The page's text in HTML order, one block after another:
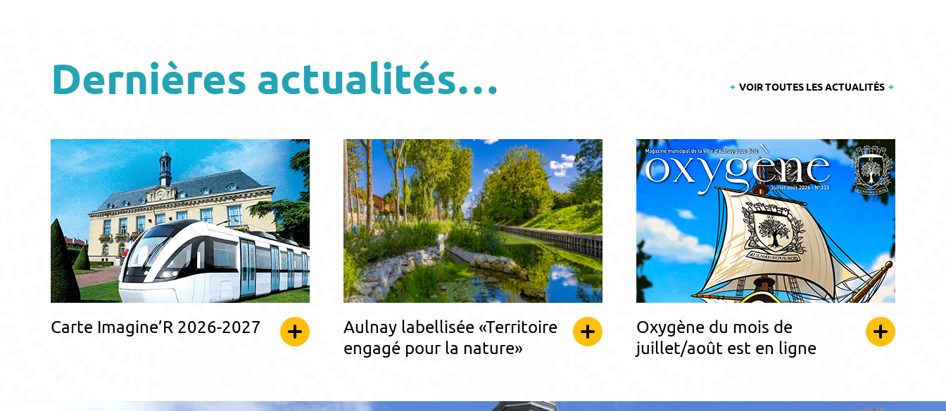
Dernières actualités… VOIR TOUTES LES ACTUALITÉS
Carte Imagine’R 2026-2027
Aulnay labellisée «Territoire
engagé pour la nature»
Oxygène du mois de
juillet/août est en ligne